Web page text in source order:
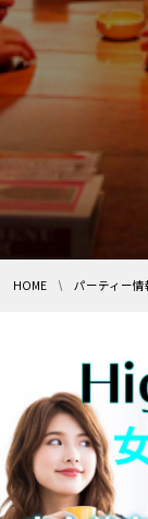
HOME パーティー情